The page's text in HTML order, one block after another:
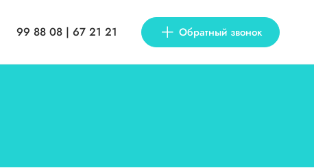
99 88 08 | 67 21 21 Обратный звонок